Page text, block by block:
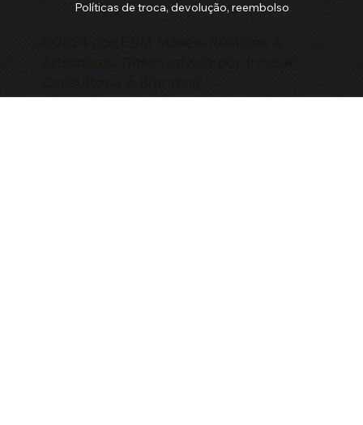
©2024 por EDM Móveis Rústicos &
Artesanais. Desenvolvido por Innove
Consultoria e Branding
Políticas de troca, devolução, reembolso